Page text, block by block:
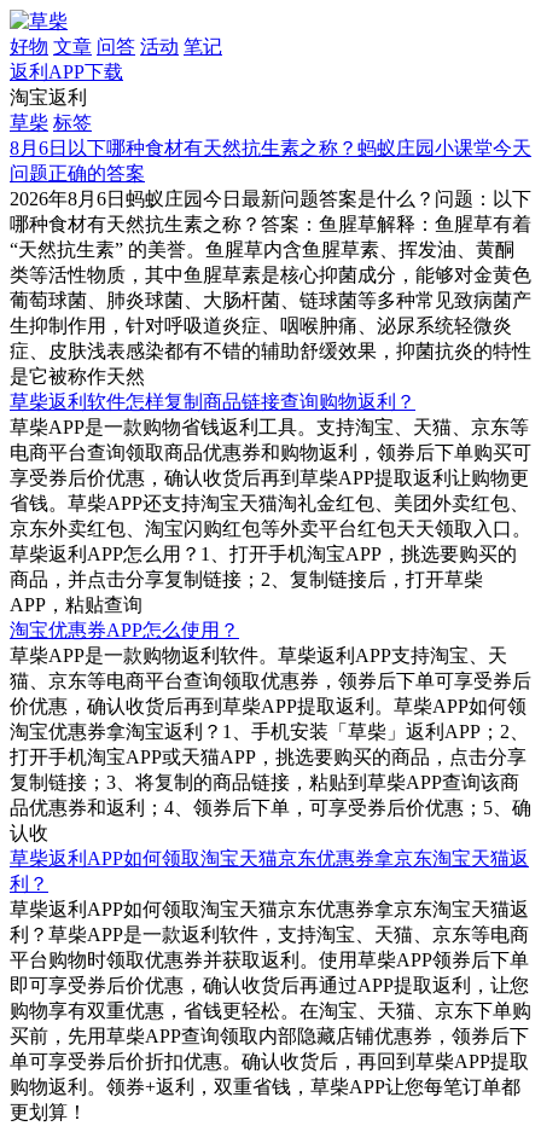
好物 文章 问答 活动 笔记
返利APP下载
淘宝返利
草柴 标签
8月6日以下哪种食材有天然抗生素之称？蚂蚁庄园小课堂今天
问题正确的答案
2026年8月6日蚂蚁庄园今日最新问题答案是什么？问题：以下
哪种食材有天然抗生素之称？答案：鱼腥草解释：鱼腥草有着
“天然抗生素” 的美誉。鱼腥草内含鱼腥草素、挥发油、黄酮
类等活性物质，其中鱼腥草素是核心抑菌成分，能够对金黄色
葡萄球菌、肺炎球菌、大肠杆菌、链球菌等多种常见致病菌产
生抑制作用，针对呼吸道炎症、咽喉肿痛、泌尿系统轻微炎
症、皮肤浅表感染都有不错的辅助舒缓效果，抑菌抗炎的特性
是它被称作天然
草柴返利软件怎样复制商品链接查询购物返利？
草柴APP是一款购物省钱返利工具。支持淘宝、天猫、京东等
电商平台查询领取商品优惠券和购物返利，领券后下单购买可
享受券后价优惠，确认收货后再到草柴APP提取返利让购物更
省钱。草柴APP还支持淘宝天猫淘礼金红包、美团外卖红包、
京东外卖红包、淘宝闪购红包等外卖平台红包天天领取入口。
草柴返利APP怎么用？1、打开手机淘宝APP，挑选要购买的
商品，并点击分享复制链接；2、复制链接后，打开草柴
APP，粘贴查询
淘宝优惠券APP怎么使用？
草柴APP是一款购物返利软件。草柴返利APP支持淘宝、天
猫、京东等电商平台查询领取优惠券，领券后下单可享受券后
价优惠，确认收货后再到草柴APP提取返利。草柴APP如何领
淘宝优惠券拿淘宝返利？1、手机安装「草柴」返利APP；2、
打开手机淘宝APP或天猫APP，挑选要购买的商品，点击分享
复制链接；3、将复制的商品链接，粘贴到草柴APP查询该商
品优惠券和返利；4、领券后下单，可享受券后价优惠；5、确
认收
草柴返利APP如何领取淘宝天猫京东优惠券拿京东淘宝天猫返
利？
草柴返利APP如何领取淘宝天猫京东优惠券拿京东淘宝天猫返
利？草柴APP是一款返利软件，支持淘宝、天猫、京东等电商
平台购物时领取优惠券并获取返利。使用草柴APP领券后下单
即可享受券后价优惠，确认收货后再通过APP提取返利，让您
购物享有双重优惠，省钱更轻松。在淘宝、天猫、京东下单购
买前，先用草柴APP查询领取内部隐藏店铺优惠券，领券后下
单可享受券后价折扣优惠。确认收货后，再回到草柴APP提取
购物返利。领券+返利，双重省钱，草柴APP让您每笔订单都
更划算！